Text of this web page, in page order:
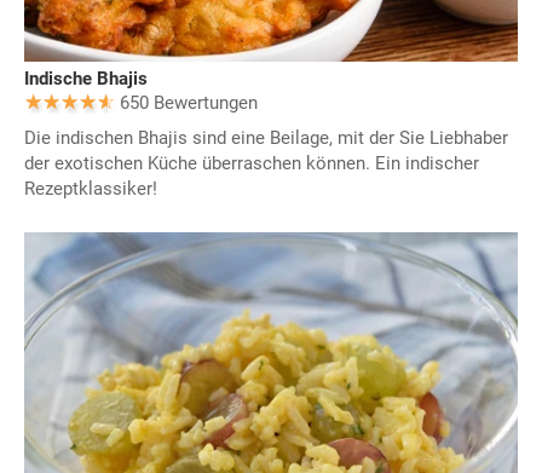
Indische Bhajis
650 Bewertungen
Die indischen Bhajis sind eine Beilage, mit der Sie Liebhaber
der exotischen Küche überraschen können. Ein indischer
Rezeptklassiker!